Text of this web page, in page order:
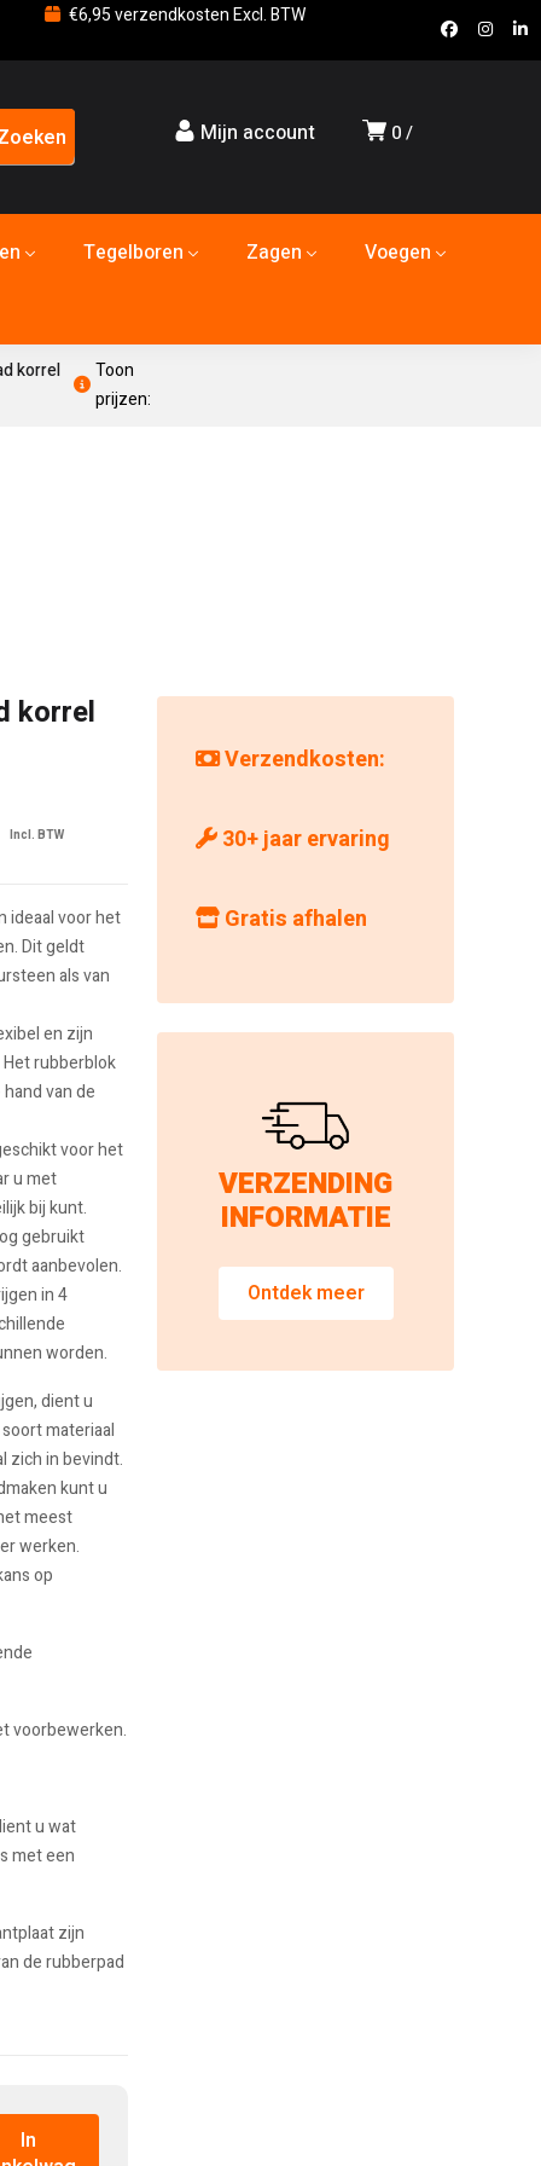
€6,95 verzendkosten Excl. BTW
Mijn account 0
Tegelboren Zagen Voegen
korrel
Toon
prijzen:
korrel
22,46.
24,71€ 20,42.
Incl. BTW
ideaal voor het
Dit geldt
als van
en zijn
rubberblok
van de
voor het
u met
bij kunt.
gebruikt
aanbevolen.
in 4
worden.
dient u
materiaal
zich in bevindt.
kunt u
meest
werken.
op
voorbewerken.
u wat
met een
zijn
de rubberpad
In
Verzendkosten:
30+ jaar ervaring
Gratis afhalen
VERZENDING
INFORMATIE
Ontdek meer